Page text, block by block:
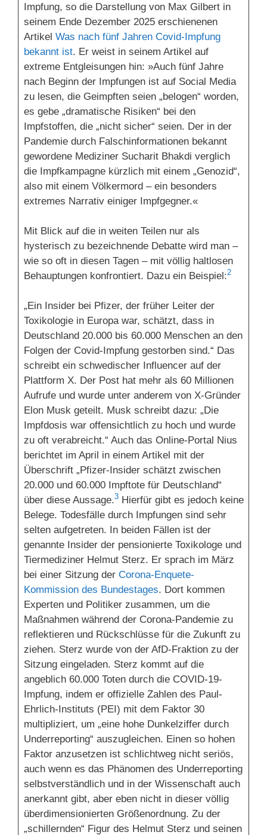
Impfung, so die Darstellung von Max Gilbert in
seinem Ende Dezember 2025 erschienenen
Artikel Was nach fünf Jahren Covid-Impfung
bekannt ist. Er weist in seinem Artikel auf
extreme Entgleisungen hin: »Auch fünf Jahre
nach Beginn der Impfungen ist auf Social Media
zu lesen, die Geimpften seien „belogen“ worden,
es gebe „dramatische Risiken“ bei den
Impfstoffen, die „nicht sicher“ seien. Der in der
Pandemie durch Falschinformationen bekannt
gewordene Mediziner Sucharit Bhakdi verglich
die Impfkampagne kürzlich mit einem „Genozid“,
also mit einem Völkermord – ein besonders
extremes Narrativ einiger Impfgegner.«
Mit Blick auf die in weiten Teilen nur als
hysterisch zu bezeichnende Debatte wird man –
wie so oft in diesen Tagen – mit völlig haltlosen
Behauptungen konfrontiert. Dazu ein Beispiel:2
„Ein Insider bei Pfizer, der früher Leiter der
Toxikologie in Europa war, schätzt, dass in
Deutschland 20.000 bis 60.000 Menschen an den
Folgen der Covid-Impfung gestorben sind.“ Das
schreibt ein schwedischer Influencer auf der
Plattform X. Der Post hat mehr als 60 Millionen
Aufrufe und wurde unter anderem von X-Gründer
Elon Musk geteilt. Musk schreibt dazu: „Die
Impfdosis war offensichtlich zu hoch und wurde
zu oft verabreicht.“ Auch das Online-Portal Nius
berichtet im April in einem Artikel mit der
Überschrift „Pfizer-Insider schätzt zwischen
20.000 und 60.000 Impftote für Deutschland“
über diese Aussage.3Hierfür gibt es jedoch keine
Belege. Todesfälle durch Impfungen sind sehr
selten aufgetreten. In beiden Fällen ist der
genannte Insider der pensionierte Toxikologe und
Tiermediziner Helmut Sterz. Er sprach im März
bei einer Sitzung der Corona-Enquete-
Kommission des Bundestages. Dort kommen
Experten und Politiker zusammen, um die
Maßnahmen während der Corona-Pandemie zu
reflektieren und Rückschlüsse für die Zukunft zu
ziehen. Sterz wurde von der AfD-Fraktion zu der
Sitzung eingeladen. Sterz kommt auf die
angeblich 60.000 Toten durch die COVID-19-
Impfung, indem er offizielle Zahlen des Paul-
Ehrlich-Instituts (PEI) mit dem Faktor 30
multipliziert, um „eine hohe Dunkelziffer durch
Underreporting“ auszugleichen. Einen so hohen
Faktor anzusetzen ist schlichtweg nicht seriös,
auch wenn es das Phänomen des Underreporting
selbstverständlich und in der Wissenschaft auch
anerkannt gibt, aber eben nicht in dieser völlig
überdimensionierten Größenordnung. Zu der
„schillernden“ Figur des Helmut Sterz und seinen